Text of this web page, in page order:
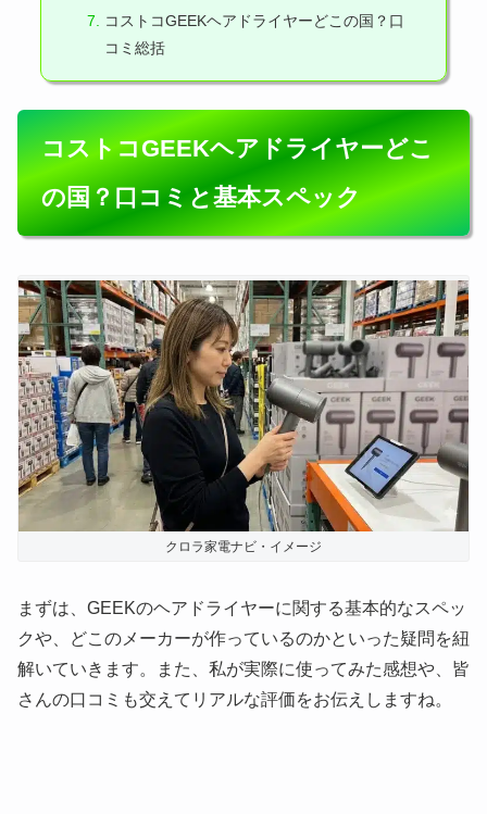
コストコGEEKヘアドライヤーどこの国？口
コミ総括
コストコGEEKヘアドライヤーどこ
の国？口コミと基本スペック
クロラ家電ナビ・イメージ
まずは、GEEKのヘアドライヤーに関する基本的なスペッ
クや、どこのメーカーが作っているのかといった疑問を紐
解いていきます。また、私が実際に使ってみた感想や、皆
さんの口コミも交えてリアルな評価をお伝えしますね。